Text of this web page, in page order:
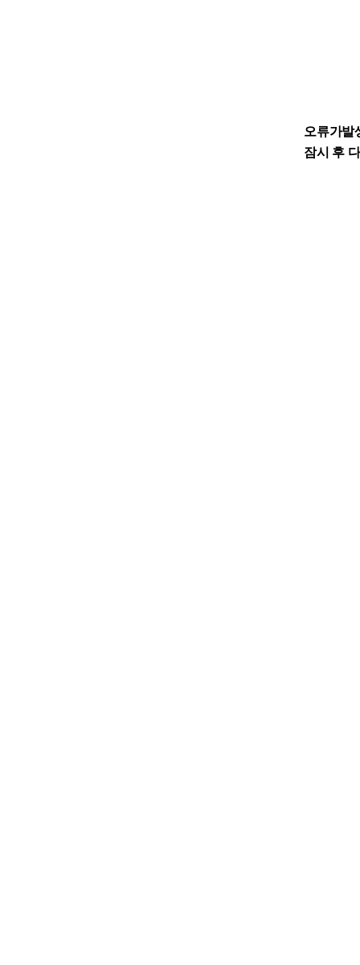
오류가발
잠시 후